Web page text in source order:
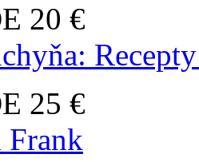
20 €
25 €
Frank